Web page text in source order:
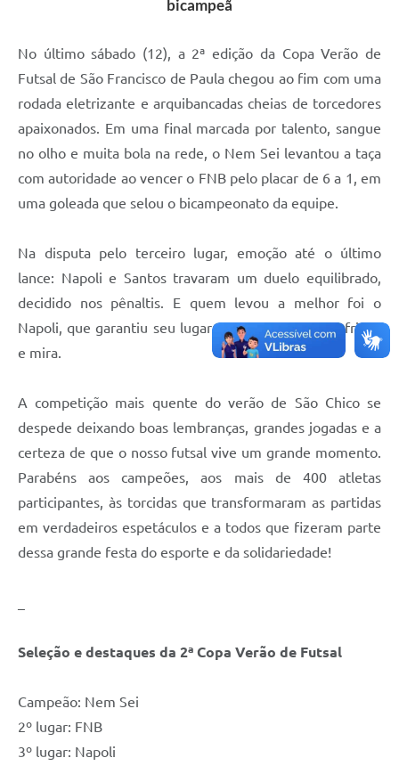
Casa do Trabalhador
UAB - Universidade Aberta do Brasil
Turismo
Despesas
Despesas por órgãos
Gestão Fiscal
LicitaCon
Contratos
Quadro de Pessoal
Imóveis territorial
Legislação consolidada
GERAR BOLETO DE IPTU/ISS/ALVARÁ/CERTIDÕES
bicampeã
No último sábado (12), a 2ª edição da Copa Verão de
Futsal de São Francisco de Paula chegou ao fim com uma
rodada eletrizante e arquibancadas cheias de torcedores
apaixonados. Em uma final marcada por talento, sangue
no olho e muita bola na rede, o Nem Sei levantou a taça
com autoridade ao vencer o FNB pelo placar de 6 a 1, em
uma goleada que selou o bicampeonato da equipe.
Na disputa pelo terceiro lugar, emoção até o último
lance: Napoli e Santos travaram um duelo equilibrado,
decidido nos pênaltis. E quem levou a melhor foi o
Napoli, que garantiu seu lugar no pódio com foco, frieza
e mira.
A competição mais quente do verão de São Chico se
despede deixando boas lembranças, grandes jogadas e a
certeza de que o nosso futsal vive um grande momento.
Parabéns aos campeões, aos mais de 400 atletas
participantes, às torcidas que transformaram as partidas
em verdadeiros espetáculos e a todos que fizeram parte
dessa grande festa do esporte e da solidariedade!
Seleção e destaques da 2ª Copa Verão de Futsal
Campeão: Nem Sei
2º lugar: FNB
3º lugar: Napoli